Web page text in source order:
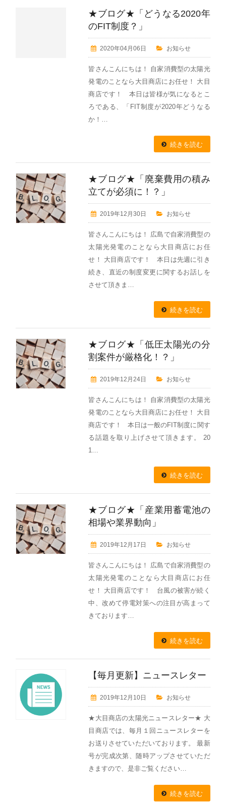
★ブログ★「どうなる2020年
のFIT制度？」
2020年04月06日 お知らせ
皆さんこんにちは！ 自家消費型の太陽光
発電のことなら大目商店にお任せ！ 大目
商店です！ 本日は皆様が気になるとこ
ろである、「FIT制度が2020年どうなる
か！…
続きを読む
★ブログ★「廃棄費用の積み
立てが必須に！？」
2019年12月30日 お知らせ
皆さんこんにちは！ 広島で自家消費型の
太陽光発電のことなら大目商店にお任
せ！ 大目商店です！ 本日は先週に引き
続き、直近の制度変更に関するお話しを
させて頂きま…
続きを読む
★ブログ★「低圧太陽光の分
割案件が厳格化！？」
2019年12月24日 お知らせ
皆さんこんにちは！ 自家消費型の太陽光
発電のことなら大目商店にお任せ！ 大目
商店です！ 本日は一般のFIT制度に関す
る話題を取り上げさせて頂きます。 20
1…
続きを読む
★ブログ★「産業用蓄電池の
相場や業界動向」
2019年12月17日 お知らせ
皆さんこんにちは！ 広島で自家消費型の
太陽光発電のことなら大目商店にお任
せ！ 大目商店です！ 台風の被害が続く
中、改めて停電対策への注目が高まって
きております…
続きを読む
【毎月更新】ニュースレター
2019年12月10日 お知らせ
★大目商店の太陽光ニュースレター★ 大
目商店では、毎月１回ニュースレターを
お送りさせていただいております。 最新
号が完成次第、随時アップさせていただ
きますので、是非ご覧ください…
続きを読む